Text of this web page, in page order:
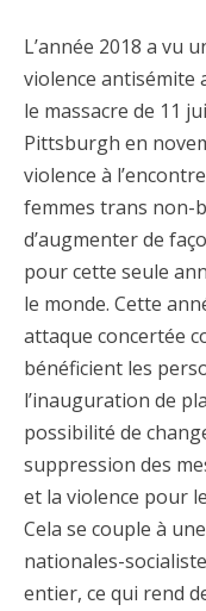
L’année 2018 a vu
violence antisémite
le massacre de 11
Pittsburgh en
violence à
femmes trans non-
d’augmenter de
pour cette seule
le monde. Cette
attaque concertée
bénéficient les
l’inauguration de
possibilité de
suppression des
et la violence pour
Cela se couple à
nationales-
entier, ce qui rend